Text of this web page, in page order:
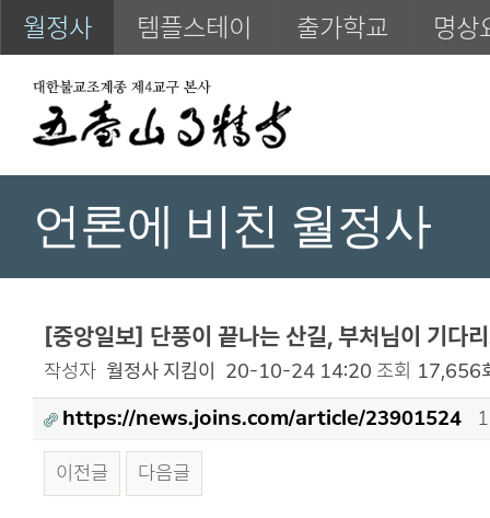
월정사 템플스테이 출가학교 명상
언론에 비친 월정사
[중앙일보] 단풍이 끝나는 산길, 부처님이 기다
작성자 월정사 지킴이 20-10-24 14:20 조회 17,656
https://news.joins.com/article/23901524
이전글 다음글